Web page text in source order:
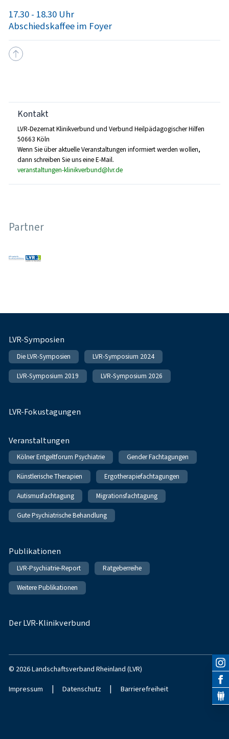
17.30 - 18.30 Uhr
Abschiedskaffee im Foyer
Kontakt
LVR-Dezernat Klinikverbund und Verbund Heilpädagogischer Hilfen
50663 Köln
Wenn Sie über aktuelle Veranstaltungen informiert werden wollen,
dann schreiben Sie uns eine E-Mail.
veranstaltungen-klinikverbund@lvr.de
Partner
Fußnavigation
LVR-Symposien
Die LVR-Symposien LVR-Symposium 2024
LVR-Symposium 2019 LVR-Symposium 2026
LVR-Fokustagungen
Veranstaltungen
Kölner Entgeltforum Psychiatrie Gender Fachtagungen
Künstlerische Therapien Ergotherapiefachtagungen
Autismusfachtagung Migrationsfachtagung
Gute Psychiatrische Behandlung
Publikationen
LVR-Psychiatrie-Report Ratgeberreihe
Weitere Publikationen
Der LVR-Klinikverbund
© 2026 Landschaftsverband Rheinland (LVR)
Impressum | Datenschutz | Barrierefreiheit